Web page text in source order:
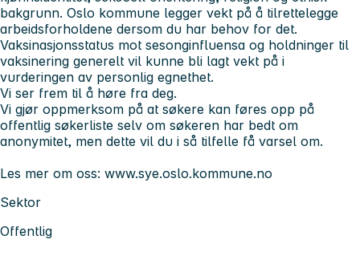
bakgrunn. Oslo kommune legger vekt på å tilrettelegge
arbeidsforholdene dersom du har behov for det.
Vaksinasjonsstatus mot sesonginfluensa og holdninger til
vaksinering generelt vil kunne bli lagt vekt på i
vurderingen av personlig egnethet.
Vi ser frem til å høre fra deg.
Vi gjør oppmerksom på at søkere kan føres opp på
offentlig søkerliste selv om søkeren har bedt om
anonymitet, men dette vil du i så tilfelle få varsel om.
Les mer om oss: www.sye.oslo.kommune.no
Sektor
Offentlig